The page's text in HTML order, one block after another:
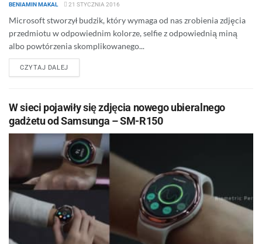
BENIAMIN MAKAL 21 STYCZNIA 2016
Microsoft stworzył budzik, który wymaga od nas zrobienia zdjęcia
przedmiotu w odpowiednim kolorze, selfie z odpowiednią miną
albo powtórzenia skomplikowanego...
CZYTAJ DALEJDETAILS
W sieci pojawiły się zdjęcia nowego ubieralnego
gadżetu od Samsunga – SM-R150